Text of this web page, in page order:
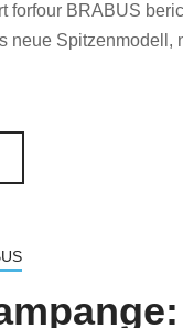
forfour BRABUS
neue Spitzenmodell,